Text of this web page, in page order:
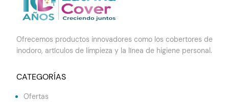
Ofrecemos productos innovadores como los cobertores de
inodoro, artículos de limpieza y la línea de higiene personal.
CATEGORÍAS
Ofertas